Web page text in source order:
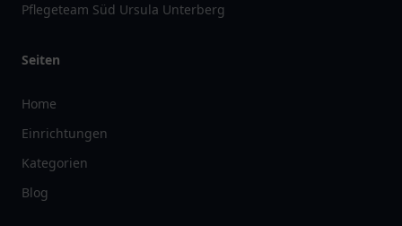
Pflegeteam Süd Ursula Unterberg
Seiten
Home
Einrichtungen
Kategorien
Blog